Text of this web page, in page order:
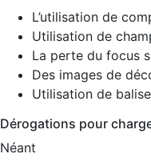
L’utilisation de
Utilisation de
La perte du focus
Des images de
Utilisation de
Dérogations pour
Néant